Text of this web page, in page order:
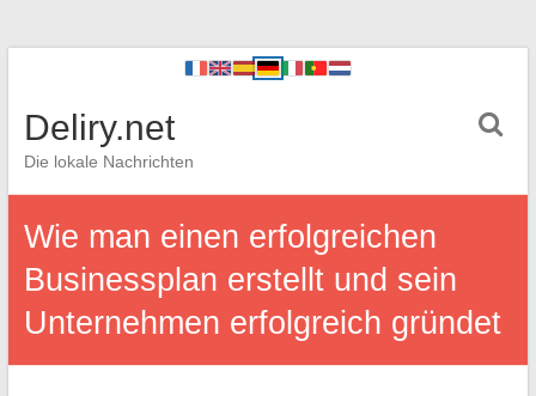
Deliry.net
Die lokale Nachrichten
Wie man einen erfolgreichen
Businessplan erstellt und sein
Unternehmen erfolgreich gründet